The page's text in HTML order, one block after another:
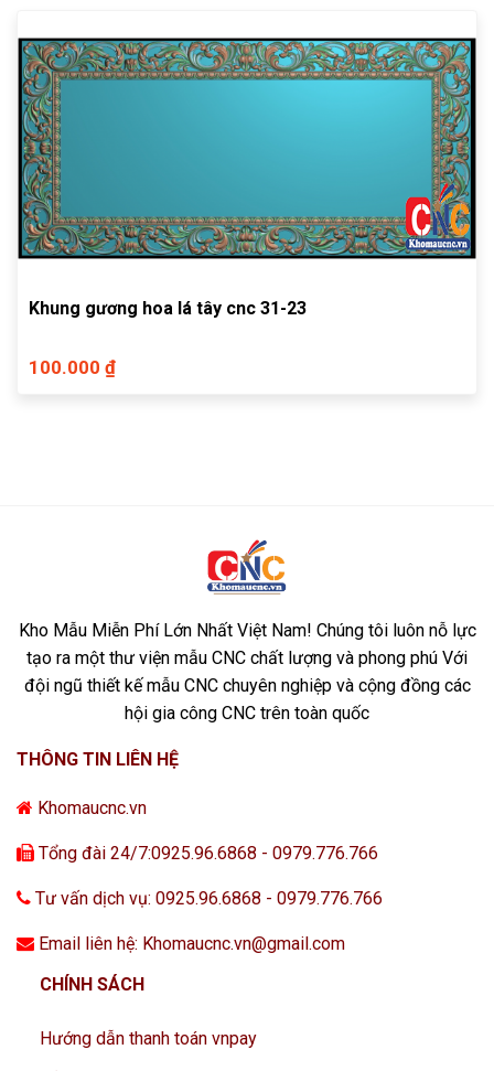
Khung gương hoa lá tây cnc 31-23
100.000 ₫
Kho Mẫu Miễn Phí Lớn Nhất Việt Nam! Chúng tôi luôn nỗ lực
tạo ra một thư viện mẫu CNC chất lượng và phong phú Với
đội ngũ thiết kế mẫu CNC chuyên nghiệp và cộng đồng các
hội gia công CNC trên toàn quốc
THÔNG TIN LIÊN HỆ
Khomaucnc.vn
Tổng đài 24/7:0925.96.6868 - 0979.776.766
Tư vấn dịch vụ: 0925.96.6868 - 0979.776.766
Email liên hệ: Khomaucnc.vn@gmail.com
CHÍNH SÁCH
Hướng dẫn thanh toán vnpay